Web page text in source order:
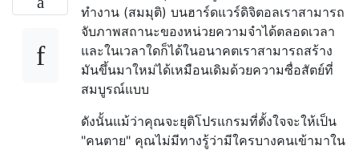
ทำงาน (สมมุติ) บนฮาร์ดแวร์ดิจิตอลเราสามารถ
จับภาพสถานะของหน่วยความจำได้ตลอดเวลา
และในเวลาใดก็ได้ในอนาคตเราสามารถสร้าง
มันขึ้นมาใหม่ได้เหมือนเดิมด้วยความซื่อสัตย์ที่
สมบูรณ์แบบ
ดังนั้นแม้ว่าคุณจะยุติโปรแกรมที่ตั้งใจจะให้เป็น
"คนตาย" คุณไม่มีทางรู้ว่ามีใครบางคนเข้ามาใน